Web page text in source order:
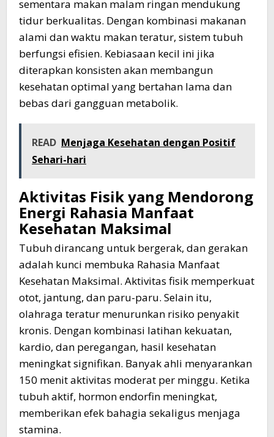
sementara makan malam ringan mendukung
tidur berkualitas. Dengan kombinasi makanan
alami dan waktu makan teratur, sistem tubuh
berfungsi efisien. Kebiasaan kecil ini jika
diterapkan konsisten akan membangun
kesehatan optimal yang bertahan lama dan
bebas dari gangguan metabolik.
READ Menjaga Kesehatan dengan Positif
Sehari-hari
Aktivitas Fisik yang Mendorong
Energi Rahasia Manfaat
Kesehatan Maksimal
Tubuh dirancang untuk bergerak, dan gerakan
adalah kunci membuka Rahasia Manfaat
Kesehatan Maksimal. Aktivitas fisik memperkuat
otot, jantung, dan paru-paru. Selain itu,
olahraga teratur menurunkan risiko penyakit
kronis. Dengan kombinasi latihan kekuatan,
kardio, dan peregangan, hasil kesehatan
meningkat signifikan. Banyak ahli menyarankan
150 menit aktivitas moderat per minggu. Ketika
tubuh aktif, hormon endorfin meningkat,
memberikan efek bahagia sekaligus menjaga
stamina.